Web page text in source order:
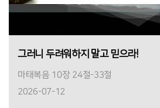
그러니 두려워하지 말고 믿으라!
마태복음 10장 24절-33절
2026-07-12